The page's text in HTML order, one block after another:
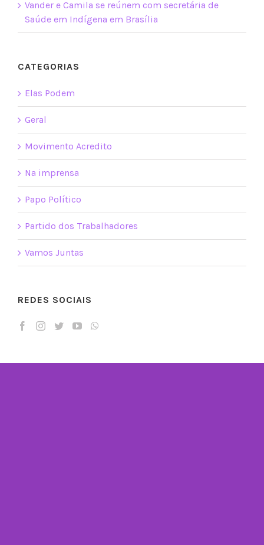
Vander e Camila se reúnem com secretária de
Saúde em Indígena em Brasília
CATEGORIAS
Elas Podem
Geral
Movimento Acredito
Na imprensa
Papo Político
Partido dos Trabalhadores
Vamos Juntas
REDES SOCIAIS